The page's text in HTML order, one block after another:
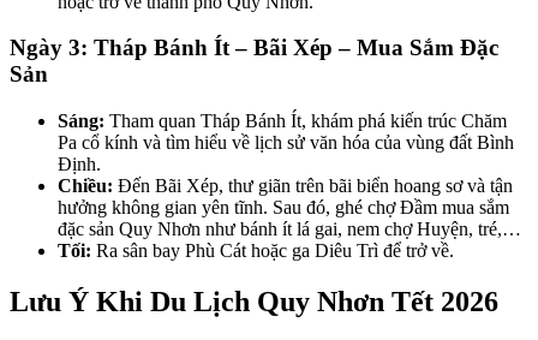
Ngày 3: Tháp Bánh Ít – Bãi Xép – Mua Sắm Đặc
Sản
Sáng: Tham quan Tháp Bánh Ít, khám phá kiến trúc Chăm
Pa cổ kính và tìm hiểu về lịch sử văn hóa của vùng đất Bình
Định.
Chiều: Đến Bãi Xép, thư giãn trên bãi biển hoang sơ và tận
hưởng không gian yên tĩnh. Sau đó, ghé chợ Đầm mua sắm
đặc sản Quy Nhơn như bánh ít lá gai, nem chợ Huyện, tré,…
Tối: Ra sân bay Phù Cát hoặc ga Diêu Trì để trở về.
Lưu Ý Khi Du Lịch Quy Nhơn Tết 2026